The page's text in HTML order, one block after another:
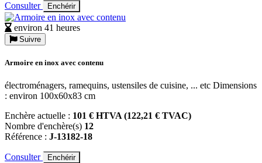
Consulter Enchérir
environ 41 heures
Suivre
Armoire en inox avec contenu
électroménagers, ramequins, ustensiles de cuisine, ... etc Dimensions
: environ 100x60x83 cm
Enchère actuelle : 101 € HTVA (122,21 € TVAC)
Nombre d'enchère(s) 12
Référence : J-13182-18
Consulter Enchérir